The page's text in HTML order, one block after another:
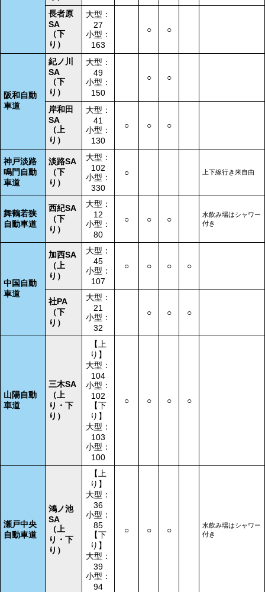
長者原
SA
（下
り）
大型：
27
小型：
163
○ ○
阪和自動
車道
紀ノ川
SA
（下
り）
大型：
49
小型：
150
○ ○
岸和田
SA
（上
り）
大型：
41
小型：
130
○ ○ ○
神戸淡路
鳴門自動
車道
淡路SA
（下
り）
大型：
102
小型：
330
○ 上下線行き来自由
舞鶴若狭
自動車道
西紀SA
（下
り）
大型：
12
小型：
80
○ ○ ○
水飲み場はシャワー
付き
中国自動
車道
加西SA
（上
り）
大型：
45
小型：
107
○ ○ ○ ○
社PA
（下
り）
大型：
21
小型：
32
○ ○ ○
山陽自動
車道
三木SA
（上
り・下
り）
【上
り】
大型：
104
小型：
102
【下
り】
大型：
103
小型：
100
○ ○ ○ ○
瀬戸中央
自動車道
鴻ノ池
SA
（上
り・下
り）
【上
り】
大型：
36
小型：
85
【下
り】
大型：
39
小型：
94
○ ○ ○
水飲み場はシャワー
付き